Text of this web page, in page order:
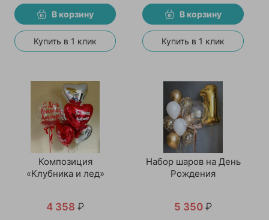
В корзину
Купить в 1 клик
В корзину
Купить в 1 клик
Композиция
«Клубника и лед»
4 358 ₽
Набор шаров на День
Рождения
5 350 ₽